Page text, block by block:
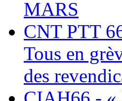
MARS
CNT PTT
Tous en
des